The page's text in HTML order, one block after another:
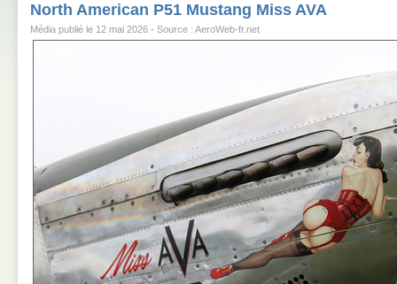
North American P51 Mustang Miss AVA
Média publié le 12 mai 2026 - Source : AeroWeb-fr.net